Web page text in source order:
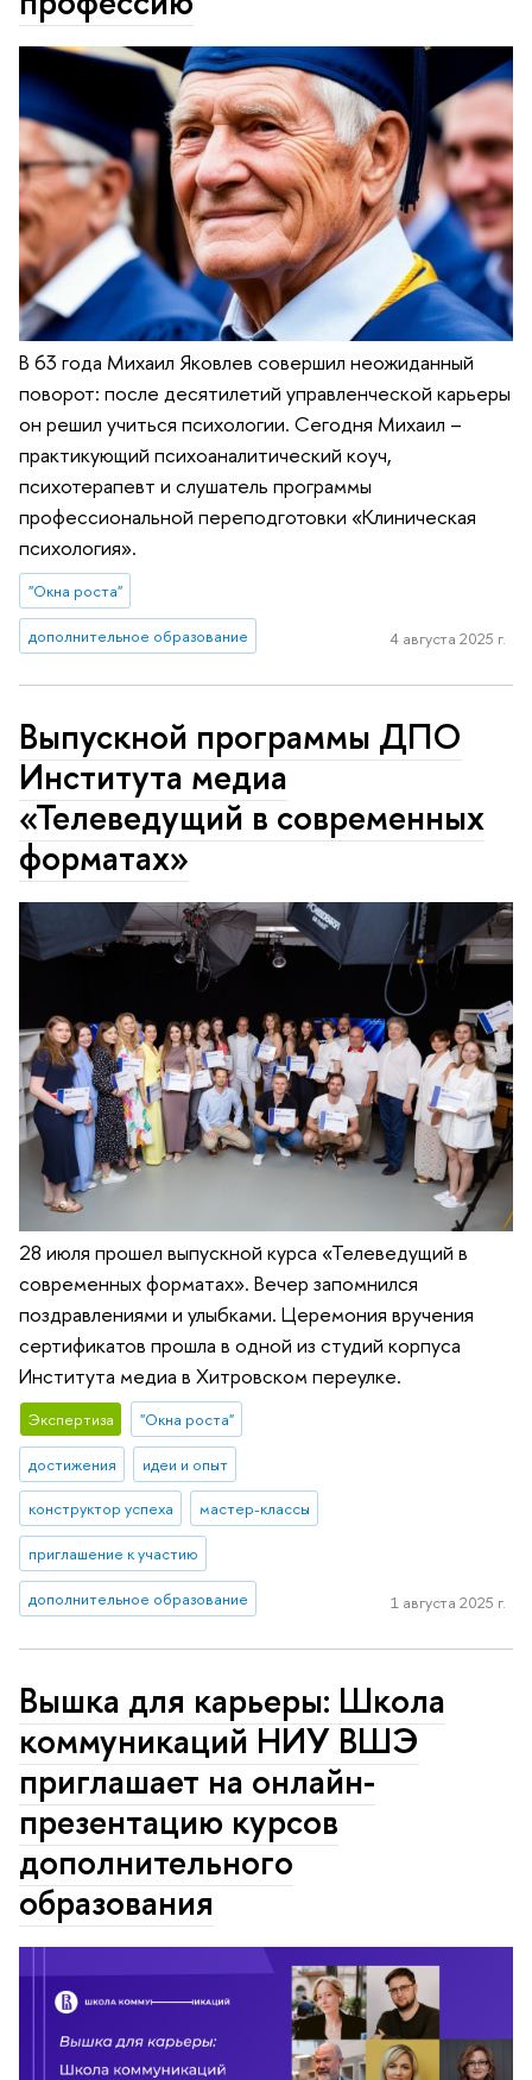
В 63 года Михаил Яковлев совершил неожиданный
поворот: после десятилетий управленческой карьеры
он решил учиться психологии. Сегодня Михаил –
практикующий психоаналитический коуч,
психотерапевт и слушатель программы
профессиональной переподготовки «Клиническая
психология».
"Окна роста"
дополнительное образование 4 августа 2025 г.
Выпускной программы ДПО
Института медиа
«Телеведущий в современных
форматах»
28 июля прошел выпускной курса «Телеведущий в
современных форматах». Вечер запомнился
поздравлениями и улыбками. Церемония вручения
сертификатов прошла в одной из студий корпуса
Института медиа в Хитровском переулке.
Экспертиза "Окна роста"
достижения идеи и опыт
конструктор успеха мастер-классы
приглашение к участию
дополнительное образование 1 августа 2025 г.
Вышка для карьеры: Школа
коммуникаций НИУ ВШЭ
приглашает на онлайн-
презентацию курсов
дополнительного
образования